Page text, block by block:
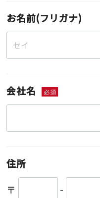
お名前(フリガナ)
会社名 必須
住所
〒
-